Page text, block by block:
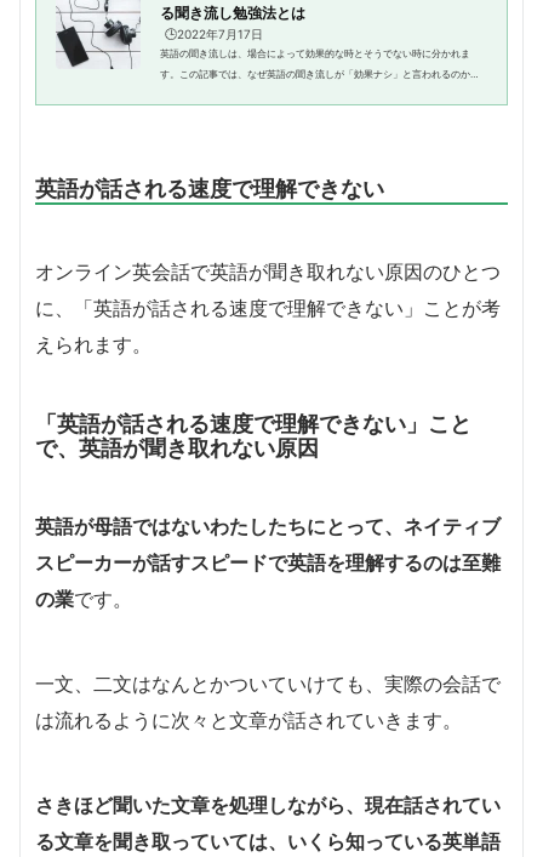
る聞き流し勉強法とは
🕒️2022年7月17日
英語の聞き流しは、場合によって効果的な時とそうでない時に分かれま
す。この記事では、なぜ英語の聞き流しが「効果ナシ」と言われるのか、
英語が話される速度で理解できない
オンライン英会話で英語が聞き取れない原因のひとつ
に、「英語が話される速度で理解できない」ことが考
えられます。
「英語が話される速度で理解できない」こと
で、英語が聞き取れない原因
英語が母語ではないわたしたちにとって、ネイティブ
スピーカーが話すスピードで英語を理解するのは至難
の業です。
一文、二文はなんとかついていけても、実際の会話で
は流れるように次々と文章が話されていきます。
さきほど聞いた文章を処理しながら、現在話されてい
る文章を聞き取っていては、いくら知っている英単語